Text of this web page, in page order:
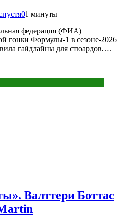
01 минуты
федерация (ФИА)
гонки Формулы-1 в сезоне-2026
гайдлайны для стюардов….
Валттери Боттас